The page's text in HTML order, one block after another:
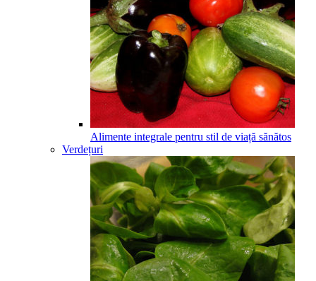
Alimente integrale pentru stil de viață sănătos
Verdețuri